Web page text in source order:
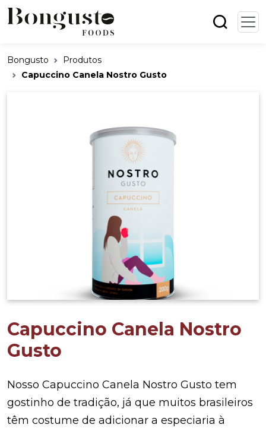
Bongusto
Produtos
Capuccino Canela Nostro Gusto
Capuccino Canela Nostro
Gusto
Nosso Capuccino Canela Nostro Gusto tem
gostinho de tradição, já que muitos brasileiros
têm costume de adicionar a especiaria à